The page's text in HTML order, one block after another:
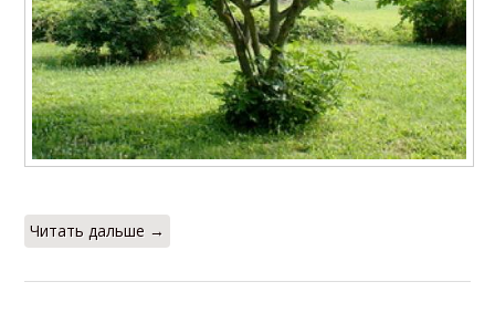
Читать дальше →